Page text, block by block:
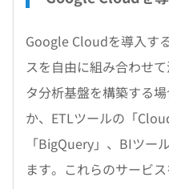
Google Cloudを導入す
スを自由に組み合わせ
タ分析基盤を構築する
か、ETLツールの「
「BigQuery」、BIツー
ます。これらのサービス